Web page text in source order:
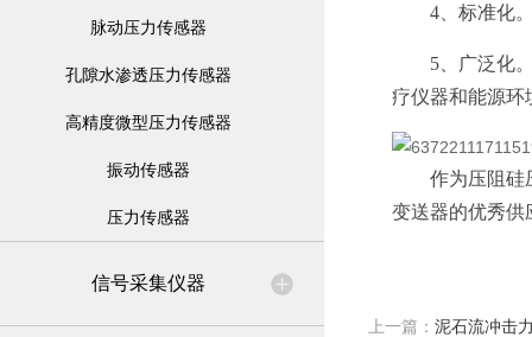
脉动压力传感器
孔隙水渗透压力传感器
高精度微型压力传感器
振动传感器
压力传感器
信号采集仪器
4、标准化。
5、广泛化。
疗仪器和能源环
作为压阻硅
变送器的优秀供
上一篇： 泥石流冲击